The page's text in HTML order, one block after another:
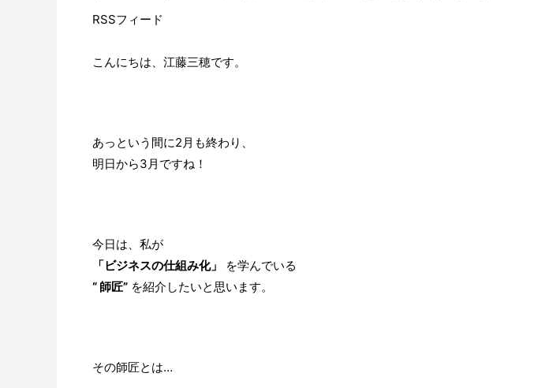
RSSフィード
こんにちは、江藤三穂です。
あっという間に2月も終わり、
明日から3月ですね！
今日は、私が
「ビジネスの仕組み化」
を学んでいる
“ 師匠” を紹介したいと思います。
その師匠とは…